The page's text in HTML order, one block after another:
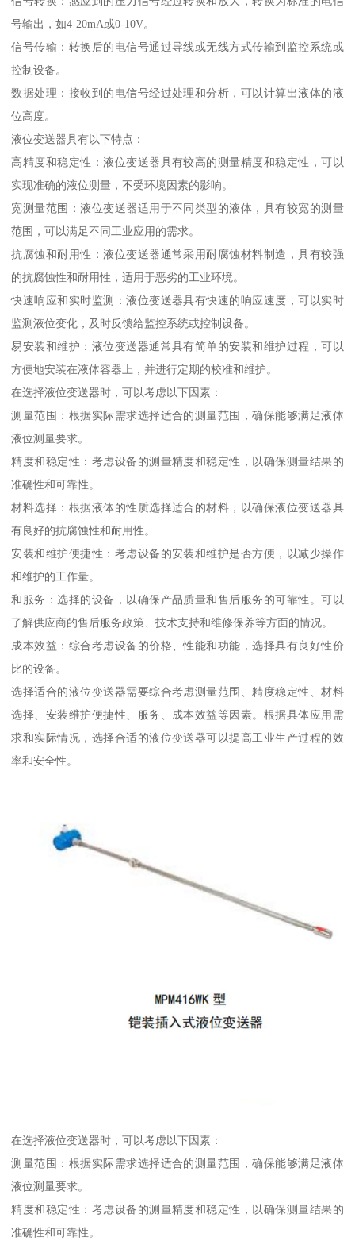
号输出，如4-20mA或0-10V。
信号传输：转换后的电信号通过导线或无线方式传输到监控系统或
控制设备。
数据处理：接收到的电信号经过处理和分析，可以计算出液体的液
位高度。
液位变送器具有以下特点：
高精度和稳定性：液位变送器具有较高的测量精度和稳定性，可以
实现准确的液位测量，不受环境因素的影响。
宽测量范围：液位变送器适用于不同类型的液体，具有较宽的测量
范围，可以满足不同工业应用的需求。
抗腐蚀和耐用性：液位变送器通常采用耐腐蚀材料制造，具有较强
的抗腐蚀性和耐用性，适用于恶劣的工业环境。
快速响应和实时监测：液位变送器具有快速的响应速度，可以实时
监测液位变化，及时反馈给监控系统或控制设备。
易安装和维护：液位变送器通常具有简单的安装和维护过程，可以
方便地安装在液体容器上，并进行定期的校准和维护。
在选择液位变送器时，可以考虑以下因素：
测量范围：根据实际需求选择适合的测量范围，确保能够满足液体
液位测量要求。
精度和稳定性：考虑设备的测量精度和稳定性，以确保测量结果的
准确性和可靠性。
材料选择：根据液体的性质选择适合的材料，以确保液位变送器具
有良好的抗腐蚀性和耐用性。
安装和维护便捷性：考虑设备的安装和维护是否方便，以减少操作
和维护的工作量。
和服务：选择的设备，以确保产品质量和售后服务的可靠性。可以
了解供应商的售后服务政策、技术支持和维修保养等方面的情况。
成本效益：综合考虑设备的价格、性能和功能，选择具有良好性价
比的设备。
选择适合的液位变送器需要综合考虑测量范围、精度稳定性、材料
选择、安装维护便捷性、服务、成本效益等因素。根据具体应用需
求和实际情况，选择合适的液位变送器可以提高工业生产过程的效
率和安全性。
在选择液位变送器时，可以考虑以下因素：
测量范围：根据实际需求选择适合的测量范围，确保能够满足液体
液位测量要求。
精度和稳定性：考虑设备的测量精度和稳定性，以确保测量结果的
准确性和可靠性。